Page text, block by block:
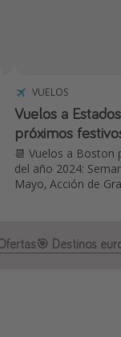
VUELOS
Vuelos a
próximos
📆 Vuelos a
del año 2024:
Mayo, Acción de
🎯 Destinos